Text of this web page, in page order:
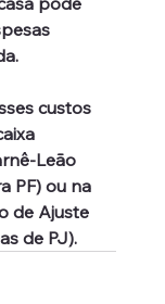
custos
Leão
PF) ou na
de Ajuste
de PJ).